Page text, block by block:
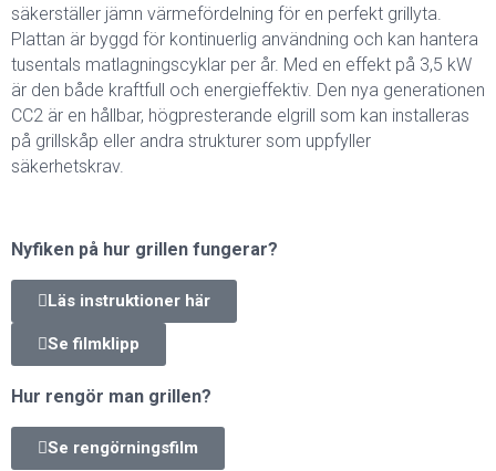
säkerställer jämn värmefördelning för en perfekt grillyta.
Plattan är byggd för kontinuerlig användning och kan hantera
tusentals matlagningscyklar per år. Med en effekt på 3,5 kW
är den både kraftfull och energieffektiv. Den nya generationen
CC2 är en hållbar, högpresterande elgrill som kan installeras
på grillskåp eller andra strukturer som uppfyller
säkerhetskrav.
Nyfiken på hur grillen fungerar?
Läs instruktioner här
Se filmklipp
Hur rengör man grillen?
Se rengörningsfilm